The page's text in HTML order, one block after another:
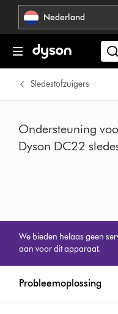
Navigatie
overslaan
Nederland
op
Sledestofzuigers
Ondersteuning
Dyson DC22
We bieden helaas geen
aan voor dit apparaat.
Probleemoplossing